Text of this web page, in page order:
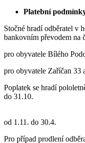
Platební
Stočné hradí odběratel v
bankovním převodem na
pro obyvatele Bílého
pro obyvatele Zaříčan 33
Poplatek se hradí
do 31.10.
do
od 1.11. do 30.4.
Pro případ prodlení